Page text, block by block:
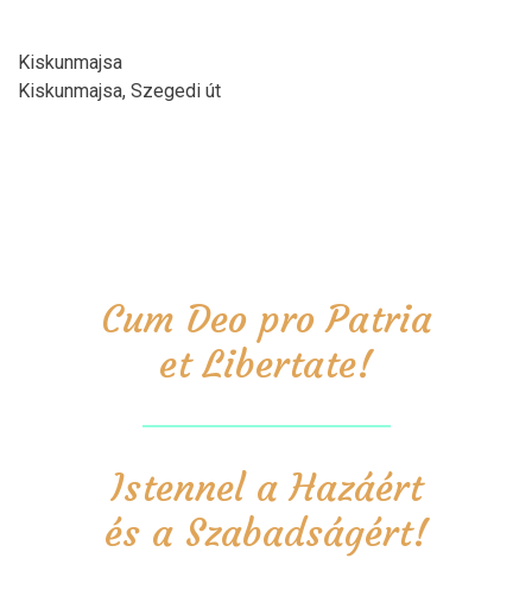
Kiskunmajsa
Kiskunmajsa, Szegedi út
Cum Deo pro Patria
et Libertate!
Istennel a Hazáért
és a Szabadságért!